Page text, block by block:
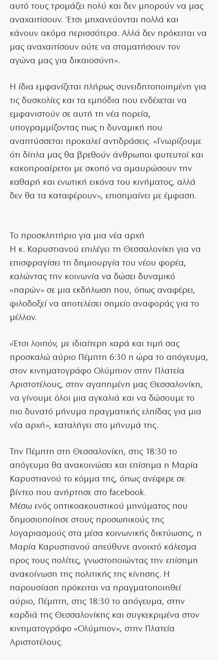
αυτό τους τρομάζει πολύ και δεν μπορούν να μας
αναχαιτίσουν. Έτσι μηχανεύονται πολλά και
κάνουν ακόμα περισσότερα. Αλλά δεν πρόκειται να
μας αναχαιτίσουν ούτε να σταματήσουν τον
αγώνα μας για δικαιοσύνη».
Η ίδια εμφανίζεται πλήρως συνειδητοποιημένη για
τις δυσκολίες και τα εμπόδια που ενδέχεται να
εμφανιστούν σε αυτή τη νέα πορεία,
υπογραμμίζοντας πως η δυναμική που
αναπτύσσεται προκαλεί αντιδράσεις. «Γνωρίζουμε
ότι δίπλα μας θα βρεθούν άνθρωποι φυτευτοί και
κακοπροαίρετοι με σκοπό να αμαυρώσουν την
καθαρή και ενωτική εικόνα του κινήματος, αλλά
δεν θα τα καταφέρουν», επισημαίνει με έμφαση.
Το προσκλητήριο για μια νέα αρχή
Η κ. Καρυστιανού επιλέγει τη Θεσσαλονίκη για να
επισφραγίσει τη δημιουργία του νέου φορέα,
καλώντας την κοινωνία να δώσει δυναμικό
«παρών» σε μια εκδήλωση που, όπως αναφέρει,
φιλοδοξεί να αποτελέσει σημείο αναφοράς για το
μέλλον.
«Έτσι λοιπόν, με ιδιαίτερη χαρά και τιμή σας
προσκαλώ αύριο Πέμπτη 6:30 η ώρα το απόγευμα,
στον κινηματογράφο Ολύμπιον στην Πλατεία
Αριστοτέλους, στην αγαπημένη μας Θεσσαλονίκη,
να γίνουμε όλοι μια αγκαλιά και να δώσουμε το
πιο δυνατό μήνυμα πραγματικής ελπίδας για μια
νέα αρχή», καταλήγει στο μήνυμά της.
Την Πέμπτη στη Θεσσαλονίκη, στις 18:30 το
απόγευμα θα ανακοινώσει και επίσημα η Μαρία
Καρυστιανού το κόμμα της, όπως ανέφερε σε
βίντεο που ανήρτησε στο facebook.
Μέσω ενός οπτικοακουστικού μηνύματος που
δημοσιοποίησε στους προσωπικούς της
λογαριασμούς στα μέσα κοινωνικής δικτύωσης, η
Μαρία Καρυστιανού απεύθυνε ανοιχτό κάλεσμα
προς τους πολίτες, γνωστοποιώντας την επίσημη
ανακοίνωση της πολιτικής της κίνησης. Η
παρουσίαση πρόκειται να πραγματοποιηθεί
αύριο, Πέμπτη, στις 18:30 το απόγευμα, στην
καρδιά της Θεσσαλονίκης και συγκεκριμένα στον
κινηματογράφο «Ολύμπιον», στην Πλατεία
Αριστοτέλους.